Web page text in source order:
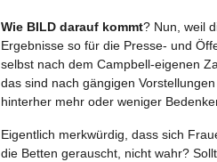
Wie BILD darauf kommt? Nun, weil
Ergebnisse so für die Presse- und
selbst nach dem Campbell-eigenen
das sind nach gängigen
hinterher mehr oder weniger
Eigentlich merkwürdig, dass sich
die Betten gerauscht, nicht wahr?